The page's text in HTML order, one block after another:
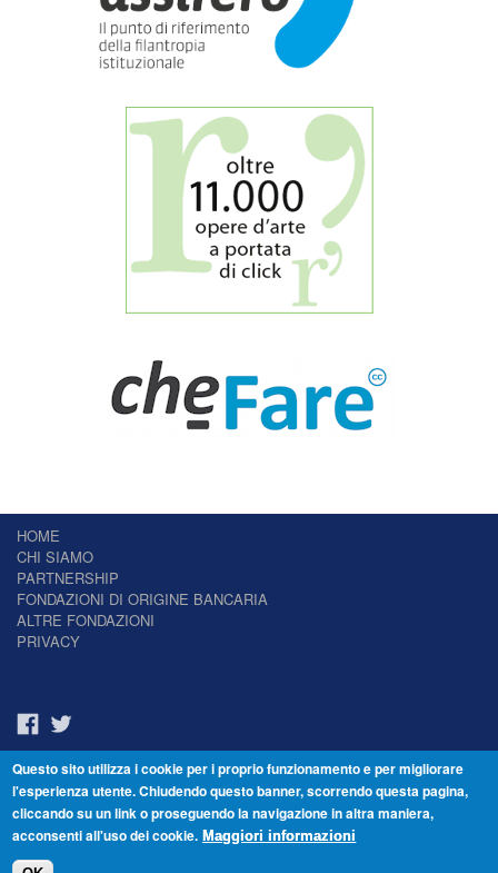
HOME
CHI SIAMO
PARTNERSHIP
FONDAZIONI DI ORIGINE BANCARIA
ALTRE FONDAZIONI
PRIVACY
Il Giornale delle Fondazioni - Periodico telematico
Reg. Tribunale n.7 del 22/07/2014 – ISSN 2421-2466
© Fondazione Venezia 2000 - Dorsoduro 3488/U - 30123 Venezia - Italia -
Questo sito utilizza i cookie per i proprio funzionamento e per migliorare
l'esperienza utente. Chiudendo questo banner, scorrendo questa pagina,
cliccando su un link o proseguendo la navigazione in altra maniera,
acconsenti all'uso dei cookie. Maggiori informazioni